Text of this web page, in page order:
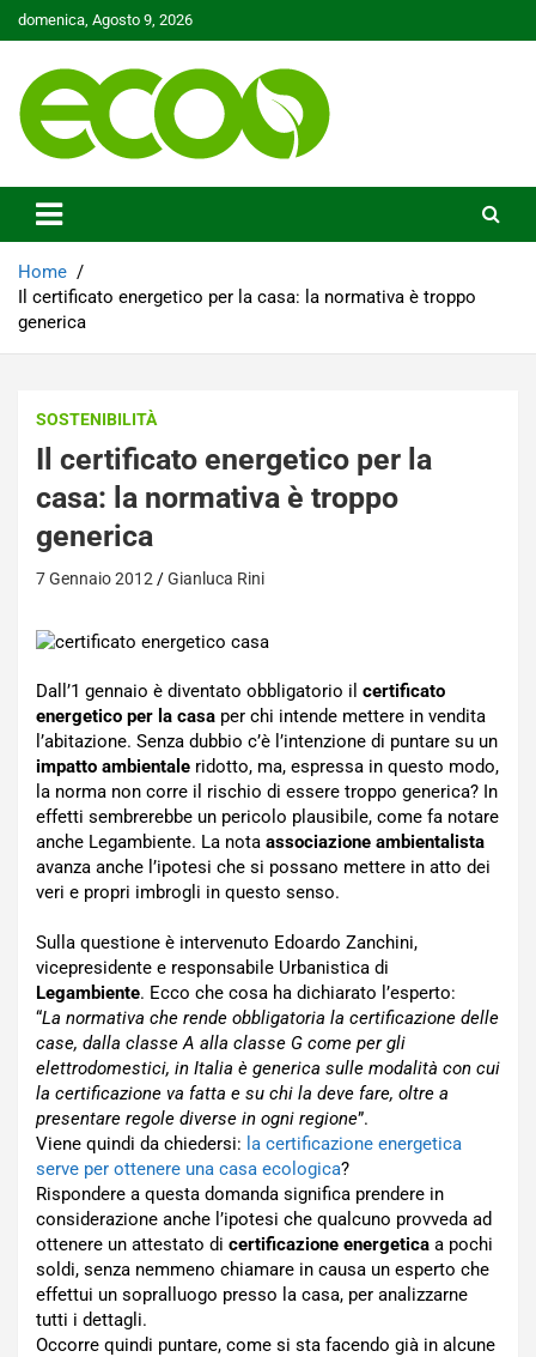
Skip
to
domenica, Agosto 9, 2026
Ecoo.it
Home
Il certificato energetico per la casa: la normativa è troppo
generica
SOSTENIBILITÀ
Il certificato energetico per la
casa: la normativa è troppo
generica
7 Gennaio 2012 Gianluca Rini
Dall’1 gennaio è diventato obbligatorio il certificato
energetico per la casa per chi intende mettere in vendita
l’abitazione. Senza dubbio c’è l’intenzione di puntare su un
impatto ambientale ridotto, ma, espressa in questo modo,
la norma non corre il rischio di essere troppo generica? In
effetti sembrerebbe un pericolo plausibile, come fa notare
anche Legambiente. La nota associazione ambientalista
avanza anche l’ipotesi che si possano mettere in atto dei
veri e propri imbrogli in questo senso.
Sulla questione è intervenuto Edoardo Zanchini,
vicepresidente e responsabile Urbanistica di
Legambiente. Ecco che cosa ha dichiarato l’esperto:
“La normativa che rende obbligatoria la certificazione delle
case, dalla classe A alla classe G come per gli
elettrodomestici, in Italia è generica sulle modalità con cui
la certificazione va fatta e su chi la deve fare, oltre a
presentare regole diverse in ogni regione”.
Viene quindi da chiedersi: la certificazione energetica
serve per ottenere una casa ecologica?
Rispondere a questa domanda significa prendere in
considerazione anche l’ipotesi che qualcuno provveda ad
ottenere un attestato di certificazione energetica a pochi
soldi, senza nemmeno chiamare in causa un esperto che
effettui un sopralluogo presso la casa, per analizzarne
tutti i dettagli.
Occorre quindi puntare, come si sta facendo già in alcune